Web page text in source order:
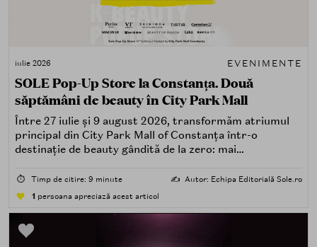
iulie 2026 EVENIMENTE
SOLE Pop-Up Store la Constanța. Două
săptămâni de beauty în City Park Mall
Între 27 iulie și 9 august 2026, transformăm atriumul
principal din City Park Mall of Constanța într-o
destinație de beauty gândită de la zero: mai
care îți place, de fapt, să descoperi produse — testând,
atingând, comparând, întrebând.
⏱️ Timp de citire: 9 minute ✍️ Autor: Echipa Editorială Sole.ro
1 persoana apreciază acest articol